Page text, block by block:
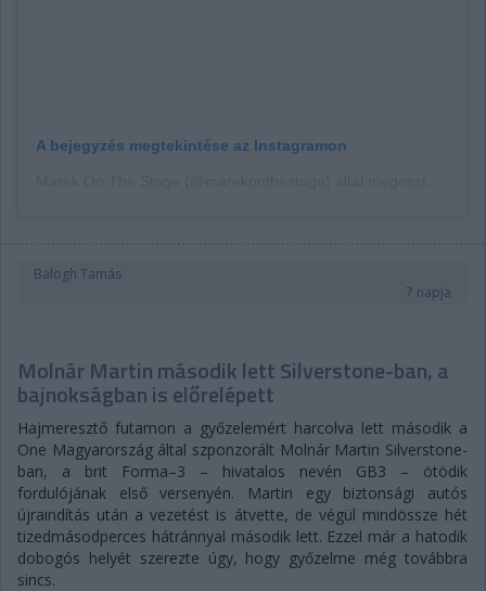
A bejegyzés megtekintése az Instagramon
Balogh Tamás
7 napja
Molnár Martin második lett Silverstone-ban, a
bajnokságban is előrelépett
Hajmeresztő futamon a győzelemért harcolva lett második a
One Magyarország által szponzorált Molnár Martin Silverstone-
ban, a brit Forma–3 – hivatalos nevén GB3 – ötödik
fordulójának első versenyén. Martin egy biztonsági autós
újraindítás után a vezetést is átvette, de végül mindössze hét
tizedmásodperces hátránnyal második lett. Ezzel már a hatodik
dobogós helyét szerezte úgy, hogy győzelme még továbbra
sincs.